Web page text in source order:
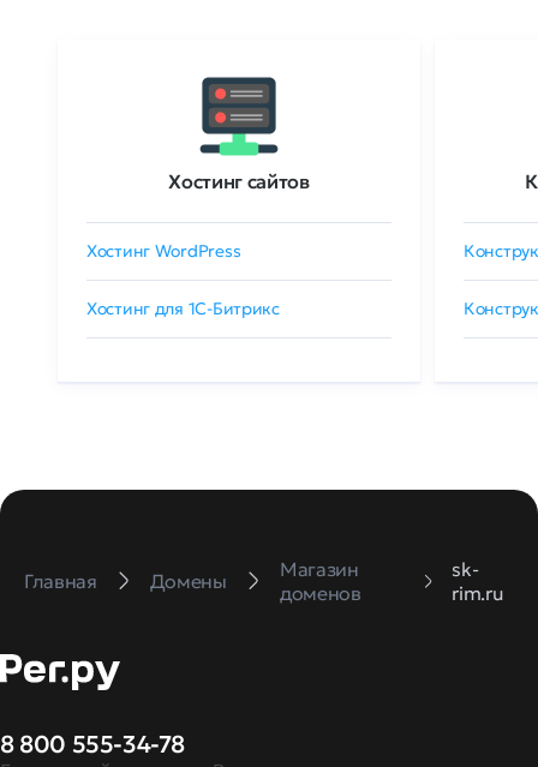
Хостинг сайтов
Хостинг WordPress
Хостинг для 1C-Битрикс
Главная Домены
Магазин
доменов
sk-
rim.ru
8 800 555-34-78